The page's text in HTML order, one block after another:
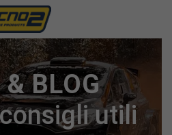
& BLOG
utili